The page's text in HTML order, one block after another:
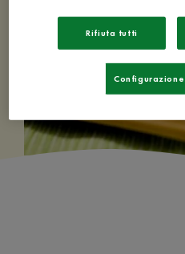
Rifiuta tutti